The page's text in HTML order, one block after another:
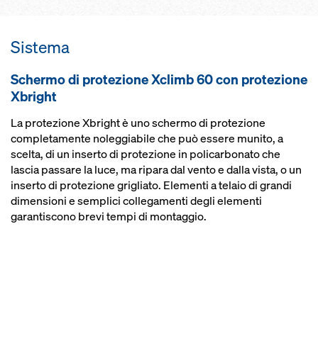
premontaggio dello schermo di
grazie al sistema idraulico di
traslazione
Sistema
Schermo di protezione Xclimb 60 con protezione
Xbright
La protezione Xbright è uno schermo di protezione
completamente noleggiabile che può essere munito, a
scelta, di un inserto di protezione in policarbonato che
lascia passare la luce, ma ripara dal vento e dalla vista, o un
inserto di protezione grigliato. Elementi a telaio di grandi
dimensioni e semplici collegamenti degli elementi
garantiscono brevi tempi di montaggio.